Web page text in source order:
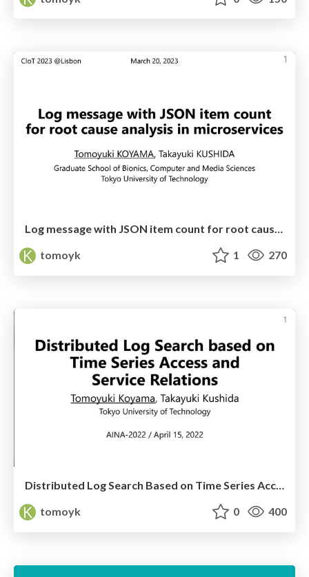
Log message with JSON item count for root cause analysis in microservices
tomoyk
1 270
Distributed Log Search Based on Time Series Access and Service Relations
tomoyk
0 400